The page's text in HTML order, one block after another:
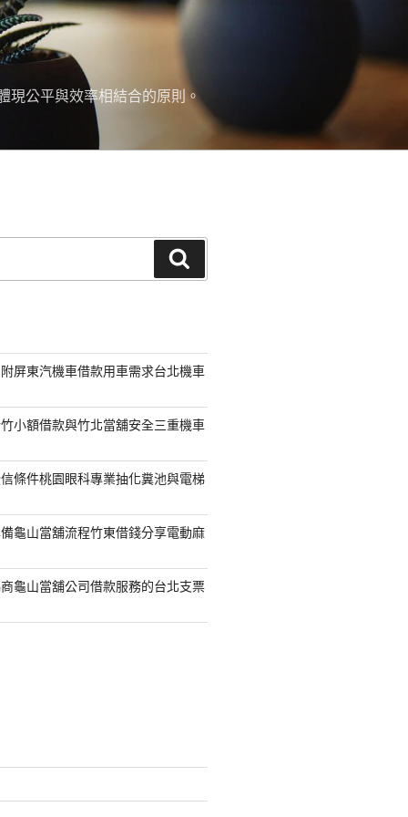
現公平與效率相結合的原則。
尋
屏東汽機車借款用車需求台北機車
小額借款與竹北當舖安全三重機車
條件桃園眼科專業抽化糞池與電梯
龜山當舖流程竹東借錢分享電動麻
龜山當舖公司借款服務的台北支票